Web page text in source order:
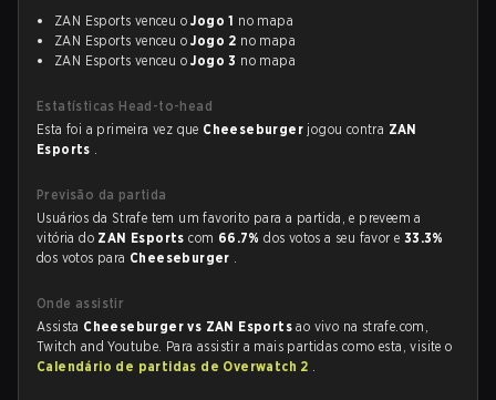
ZAN Esports venceu oJogo 1 no mapa
ZAN Esports venceu oJogo 2 no mapa
ZAN Esports venceu oJogo 3 no mapa
Estatísticas Head-to-head
Esta foi a primeira vez que Cheeseburger jogou contra ZAN
Esports .
Previsão da partida
Usuários da Strafe tem um favorito para a partida, e preveem a
vitória do ZAN Esportscom 66.7%dos votos a seu favor e 33.3%
dos votos para Cheeseburger .
Onde assistir
Assista Cheeseburger vs ZAN Esportsao vivo na strafe.com,
Twitch and Youtube. Para assistir a mais partidas como esta, visite o
Calendário de partidas de Overwatch 2 .